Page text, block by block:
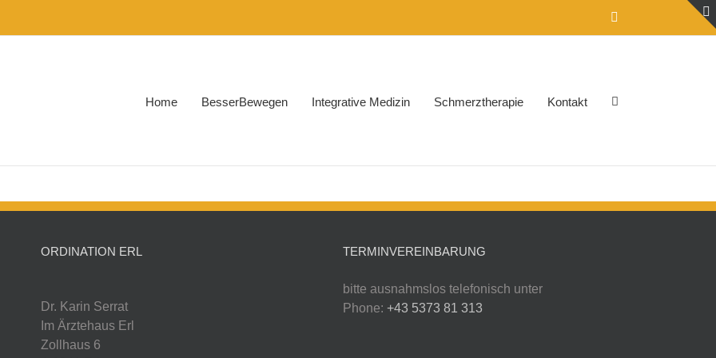
Home BesserBewegen Integrative Medizin Schmerztherapie Kontakt
ORDINATION ERL
Dr. Karin Serrat
Im Ärztehaus Erl
Zollhaus 6
TERMINVEREINBARUNG
bitte ausnahmslos telefonisch unter
Phone: +43 5373 81 313